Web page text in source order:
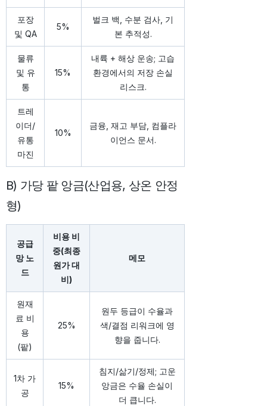
포장
및 QA
5%
벌크 백, 수분 검사, 기
본 추적성.
물류
및 유
통
15%
내륙 + 해상 운송; 고습
환경에서의 저장 손실
리스크.
트레
이더/
유통
마진
10%
금융, 재고 부담, 컴플라
이언스 문서.
B) 가당 팥 앙금(산업용, 상온 안정
형)
공급
망 노
드
비용 비
중(최종
원가 대
비)
메모
원재
료 비
용
(팥)
25%
원두 등급이 수율과
색/결점 리워크에 영
향을 줍니다.
1차 가
공
15%
침지/삶기/정제; 고운
앙금은 수율 손실이
더 큽니다.